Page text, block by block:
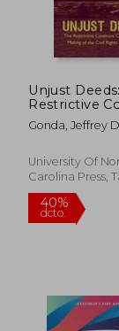
50%
dcto.
Unjust
Restrictive
Cases and
of the Civil
Inglés)
Gonda, Jeffrey D.
University Of
Carolina Press,
Blanda, Nuevo